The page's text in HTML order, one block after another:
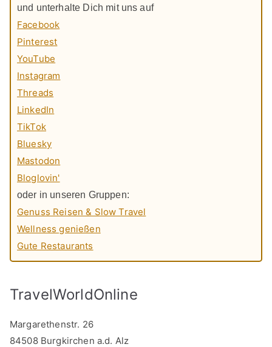
und unterhalte Dich mit uns auf
Facebook
Pinterest
YouTube
Instagram
Threads
LinkedIn
TikTok
Bluesky
Mastodon
Bloglovin'
oder in unseren Gruppen:
Genuss Reisen & Slow Travel
Wellness genießen
Gute Restaurants
TravelWorldOnline
Margarethenstr. 26
84508 Burgkirchen a.d. Alz